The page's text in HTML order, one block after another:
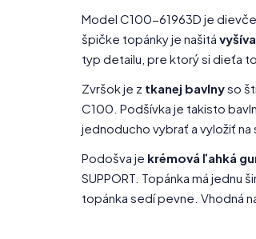
Model C100-61963D je
špičke topánky je našitá
typ detailu, pre ktorý si dieťa
Zvršok je z tkanej bavlnyso
C100. Podšívka je takisto
jednoducho vybrať a vyložiť
Podošva je krémová ľahká
SUPPORT. Topánka má jednu
topánka sedí pevne. Vhodná